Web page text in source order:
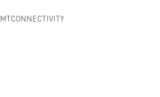
MTCONNECTIVITY